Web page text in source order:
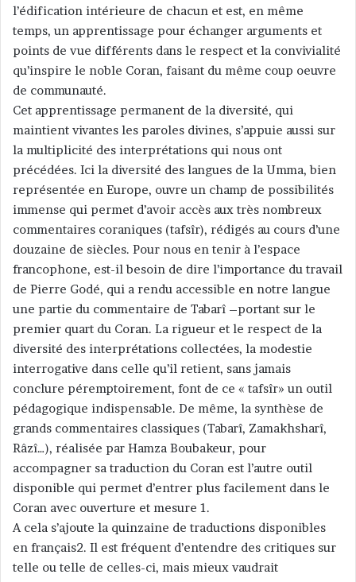
l’édification intérieure de chacun et est, en même
temps, un apprentissage pour échanger arguments et
points de vue différents dans le respect et la convivialité
qu’inspire le noble Coran, faisant du même coup oeuvre
de communauté.
Cet apprentissage permanent de la diversité, qui
maintient vivantes les paroles divines, s’appuie aussi sur
la multiplicité des interprétations qui nous ont
précédées. Ici la diversité des langues de la Umma, bien
représentée en Europe, ouvre un champ de possibilités
immense qui permet d’avoir accès aux très nombreux
commentaires coraniques (tafsîr), rédigés au cours d’une
douzaine de siècles. Pour nous en tenir à l’espace
francophone, est-il besoin de dire l’importance du travail
de Pierre Godé, qui a rendu accessible en notre langue
une partie du commentaire de Tabarî –portant sur le
premier quart du Coran. La rigueur et le respect de la
diversité des interprétations collectées, la modestie
interrogative dans celle qu’il retient, sans jamais
conclure péremptoirement, font de ce « tafsîr» un outil
pédagogique indispensable. De même, la synthèse de
grands commentaires classiques (Tabarî, Zamakhsharî,
Râzî…), réalisée par Hamza Boubakeur, pour
accompagner sa traduction du Coran est l’autre outil
disponible qui permet d’entrer plus facilement dans le
Coran avec ouverture et mesure 1.
A cela s’ajoute la quinzaine de traductions disponibles
en français2. Il est fréquent d’entendre des critiques sur
telle ou telle de celles-ci, mais mieux vaudrait